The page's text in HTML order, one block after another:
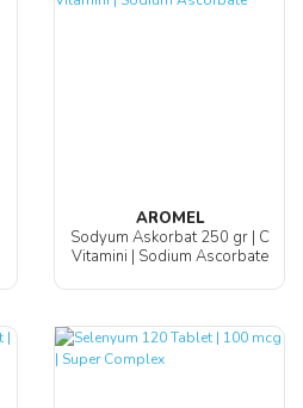
AROMEL
Sodyum Askorbat 250 gr | C
Vitamini | Sodium Ascorbate